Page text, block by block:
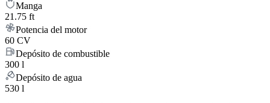
Manga
21.75 ft
Potencia del motor
60 CV
Depósito de combustible
300 l
Depósito de agua
530 l